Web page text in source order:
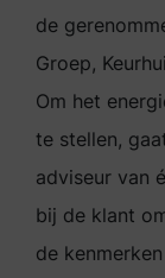
de
Groep,
Om het
te stellen,
adviseur van
bij de klant
de